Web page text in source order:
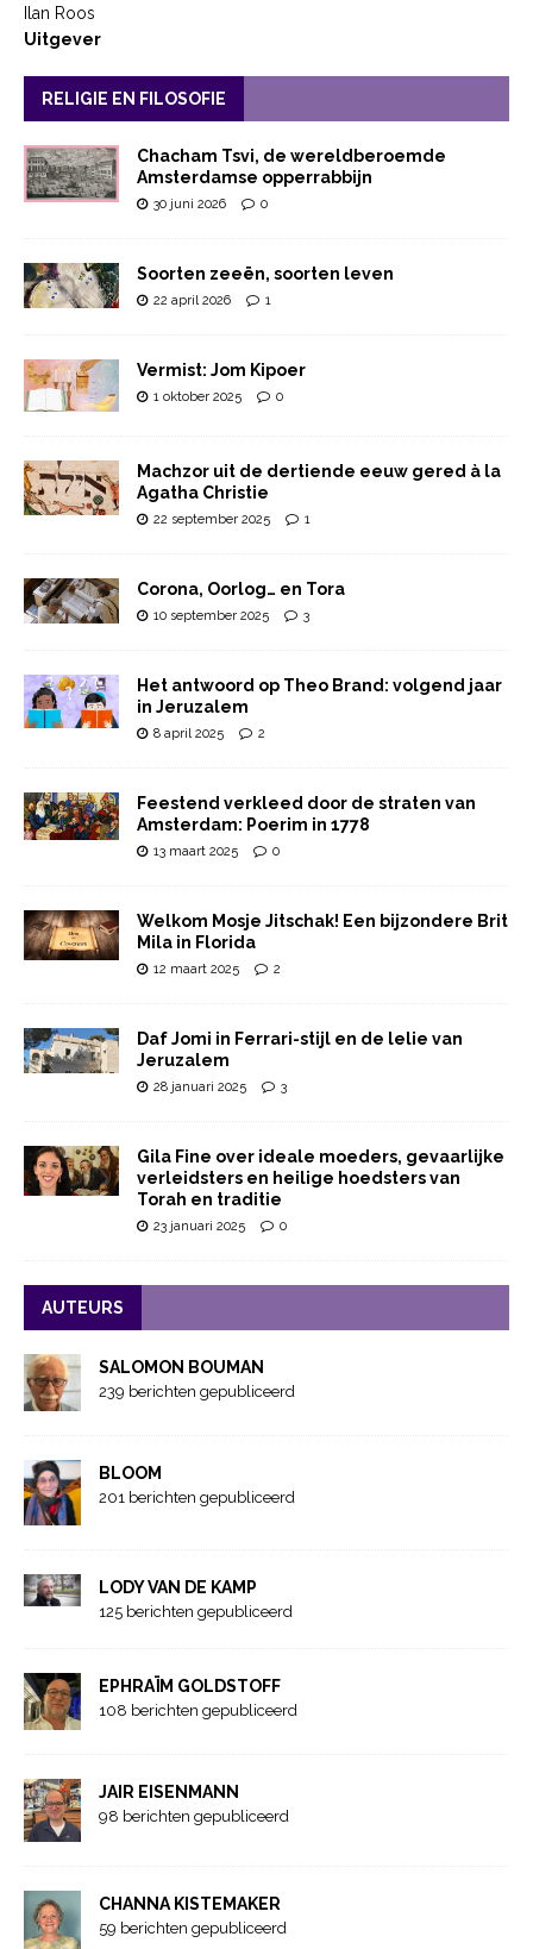
Ilan Roos
Uitgever
RELIGIE EN FILOSOFIE
Chacham Tsvi, de wereldberoemde
Amsterdamse opperrabbijn
30 juni 2026 0
Soorten zeeën, soorten leven
22 april 2026 1
Vermist: Jom Kipoer
1 oktober 2025 0
Machzor uit de dertiende eeuw gered à la
Agatha Christie
22 september 2025 1
Corona, Oorlog… en Tora
10 september 2025 3
Het antwoord op Theo Brand: volgend jaar
in Jeruzalem
8 april 2025 2
Feestend verkleed door de straten van
Amsterdam: Poerim in 1778
13 maart 2025 0
Welkom Mosje Jitschak! Een bijzondere Brit
Mila in Florida
12 maart 2025 2
Daf Jomi in Ferrari-stijl en de lelie van
Jeruzalem
28 januari 2025 3
Gila Fine over ideale moeders, gevaarlijke
verleidsters en heilige hoedsters van
Torah en traditie
23 januari 2025 0
AUTEURS
SALOMON BOUMAN
239 berichten gepubliceerd
BLOOM
201 berichten gepubliceerd
LODY VAN DE KAMP
125 berichten gepubliceerd
EPHRAÏM GOLDSTOFF
108 berichten gepubliceerd
JAIR EISENMANN
98 berichten gepubliceerd
CHANNA KISTEMAKER
59 berichten gepubliceerd